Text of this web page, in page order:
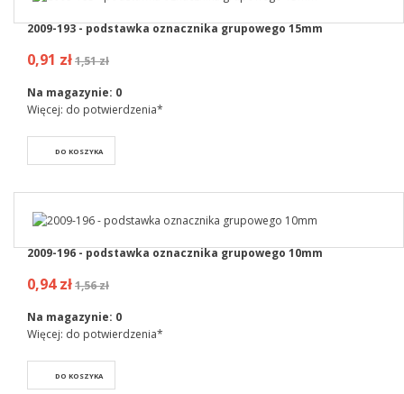
2009-193 - podstawka oznacznika grupowego 15mm
0,91 zł1,51 zł
Na magazynie: 0
Więcej: do potwierdzenia*
DO KOSZYKA
2009-196 - podstawka oznacznika grupowego 10mm
0,94 zł1,56 zł
Na magazynie: 0
Więcej: do potwierdzenia*
DO KOSZYKA